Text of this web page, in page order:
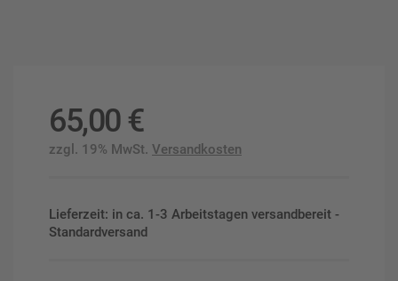
65,00 €
zzgl. 19% MwSt. Versandkosten
Lieferzeit: in ca. 1-3 Arbeitstagen versandbereit -
Standardversand